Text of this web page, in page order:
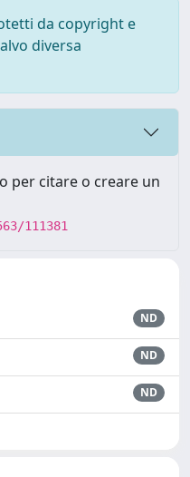
da copyright e
diversa
per citare o creare un
111381
ND
ND
ND